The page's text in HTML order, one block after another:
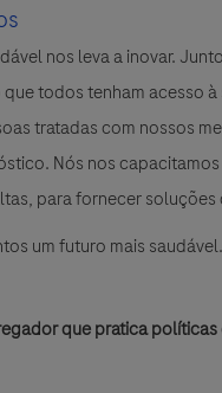
nos leva a inovar.
todos tenham acesso
tratadas com nossos
Nós nos
para fornecer
um futuro mais saudável.
que pratica